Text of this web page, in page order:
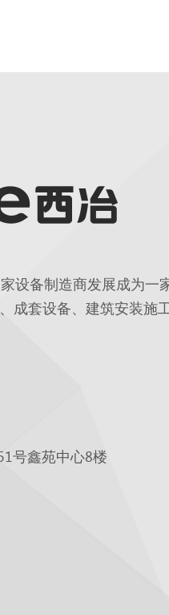
设备制造商发展成为一
成套设备、建筑安装施
号鑫苑中心8楼